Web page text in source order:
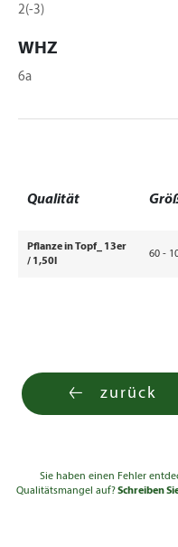
2(-3)
WHZ
6a
Qualität
Pflanze in Topf_ 13er
/ 1,50l
60 -
zurück
Sie haben einen Fehler
Qualitätsmangel auf?Schreiben